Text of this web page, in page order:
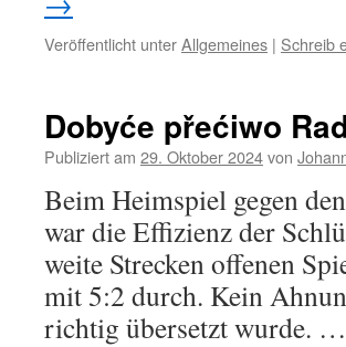
Veröffentlicht unterAllgemeines | Schreib
Dobyće přećiwo
Publiziert am 29. Oktober 2024von
Beim Heimspiel gegen
war die Effizienz der
weite Strecken offenen
mit 5:2 durch. Kein
richtig übersetzt wurde. …